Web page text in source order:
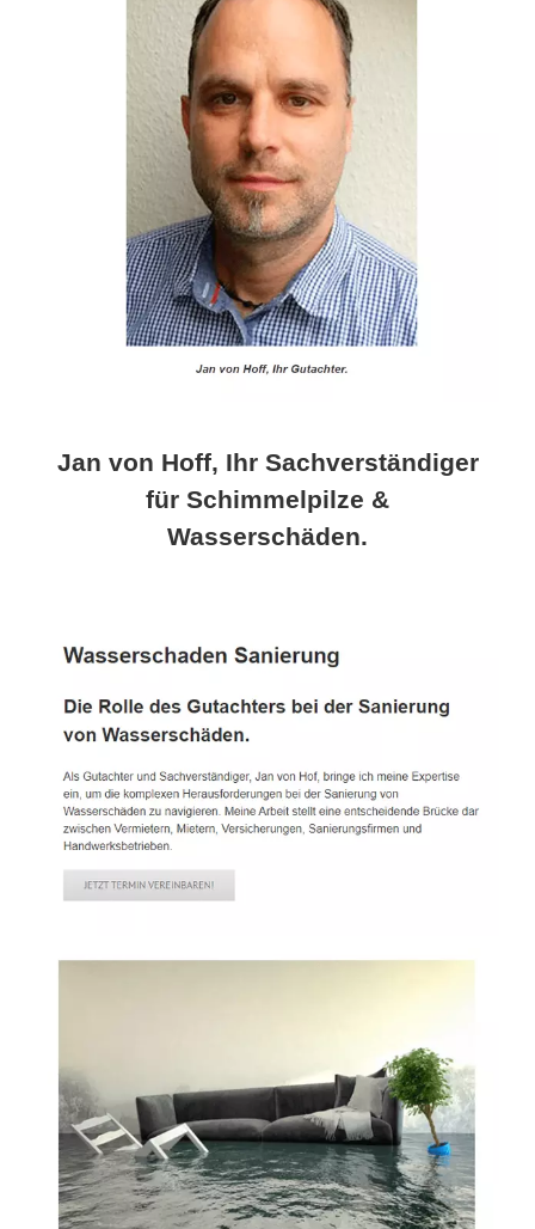
Jan von Hoff, Ihr Sachverständiger
für Schimmelpilze &
Wasserschäden.